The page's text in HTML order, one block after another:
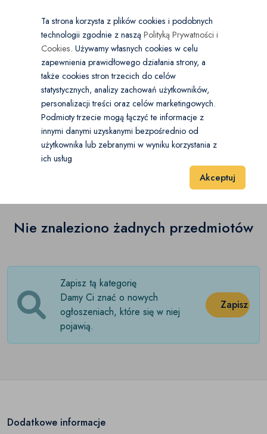
Wybierz kategorię
Akcesoria
Akcesoria do włosów(0)
Kosmetyczki (0)
Krawaty i muszki
Parasolki(0)
Paski(0)
(0)
Szale i chusty(0)
×
Kraj PL
PLN
Moda Akcesoria Szale i chusty
Szale i chusty (0)
20 60
Nie znaleziono żadnych przedmiotów
Zapisz tą kategorię
Damy Ci znać o nowych
ogłoszeniach, które się w niej
pojawią.
Zapisz
Dodatkowe informacje
Ta strona korzysta z plików cookies i podobnych
technologii zgodnie z nasząPolityką Prywatności i
Cookies. Używamy własnych cookies w celu
zapewnienia prawidłowego działania strony, a
także cookies stron trzecich do celów
statystycznych, analizy zachowań użytkowników,
personalizacji treści oraz celów marketingowych.
Podmioty trzecie mogą łączyć te informacje z
innymi danymi uzyskanymi bezpośrednio od
użytkownika lub zebranymi w wyniku korzystania z
ich usług
Akceptuj